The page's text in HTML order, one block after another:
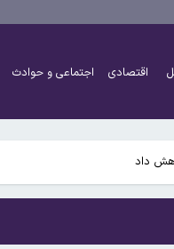
اقتصادی اجتماعی و حوادث
گزارش ماینر غیرمجاز